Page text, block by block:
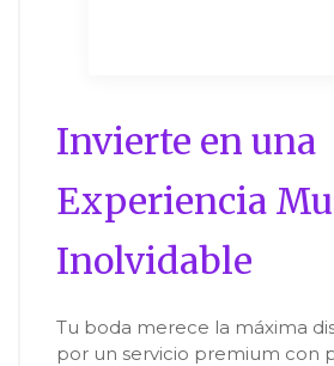
Invierte en una
Experiencia
Inolvidable
Tu boda merece la máxima
por un servicio premium con